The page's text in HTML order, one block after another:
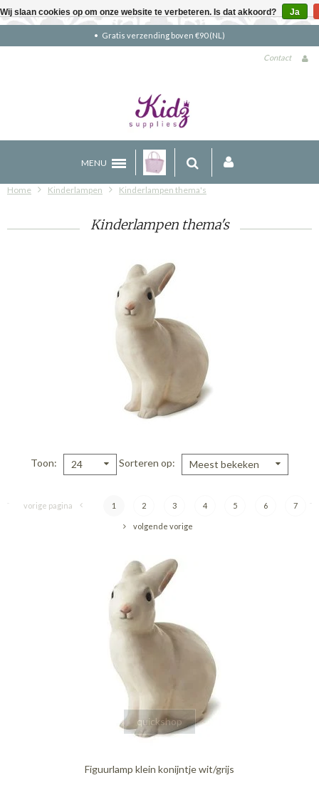
Gratis verzending boven €90 (NL)
Contact
MENU
Home Kinderlampen Kinderlampen thema's
Kinderlampen thema's
Toon 24 Sorteren op Meest bekeken
vorige pagina 1 2 3 4 5 6 7
volgende vorige
quickshop
Figuurlamp klein konijntje wit/grijs
Wij slaan cookies op om onze website te verbeteren. Is dat akkoord? Ja